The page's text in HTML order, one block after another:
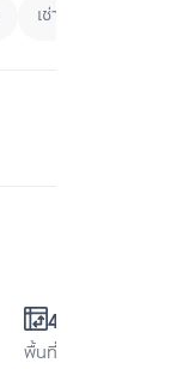
เช่า
40 ตร.ม.
พื้นที่ใช้สอย